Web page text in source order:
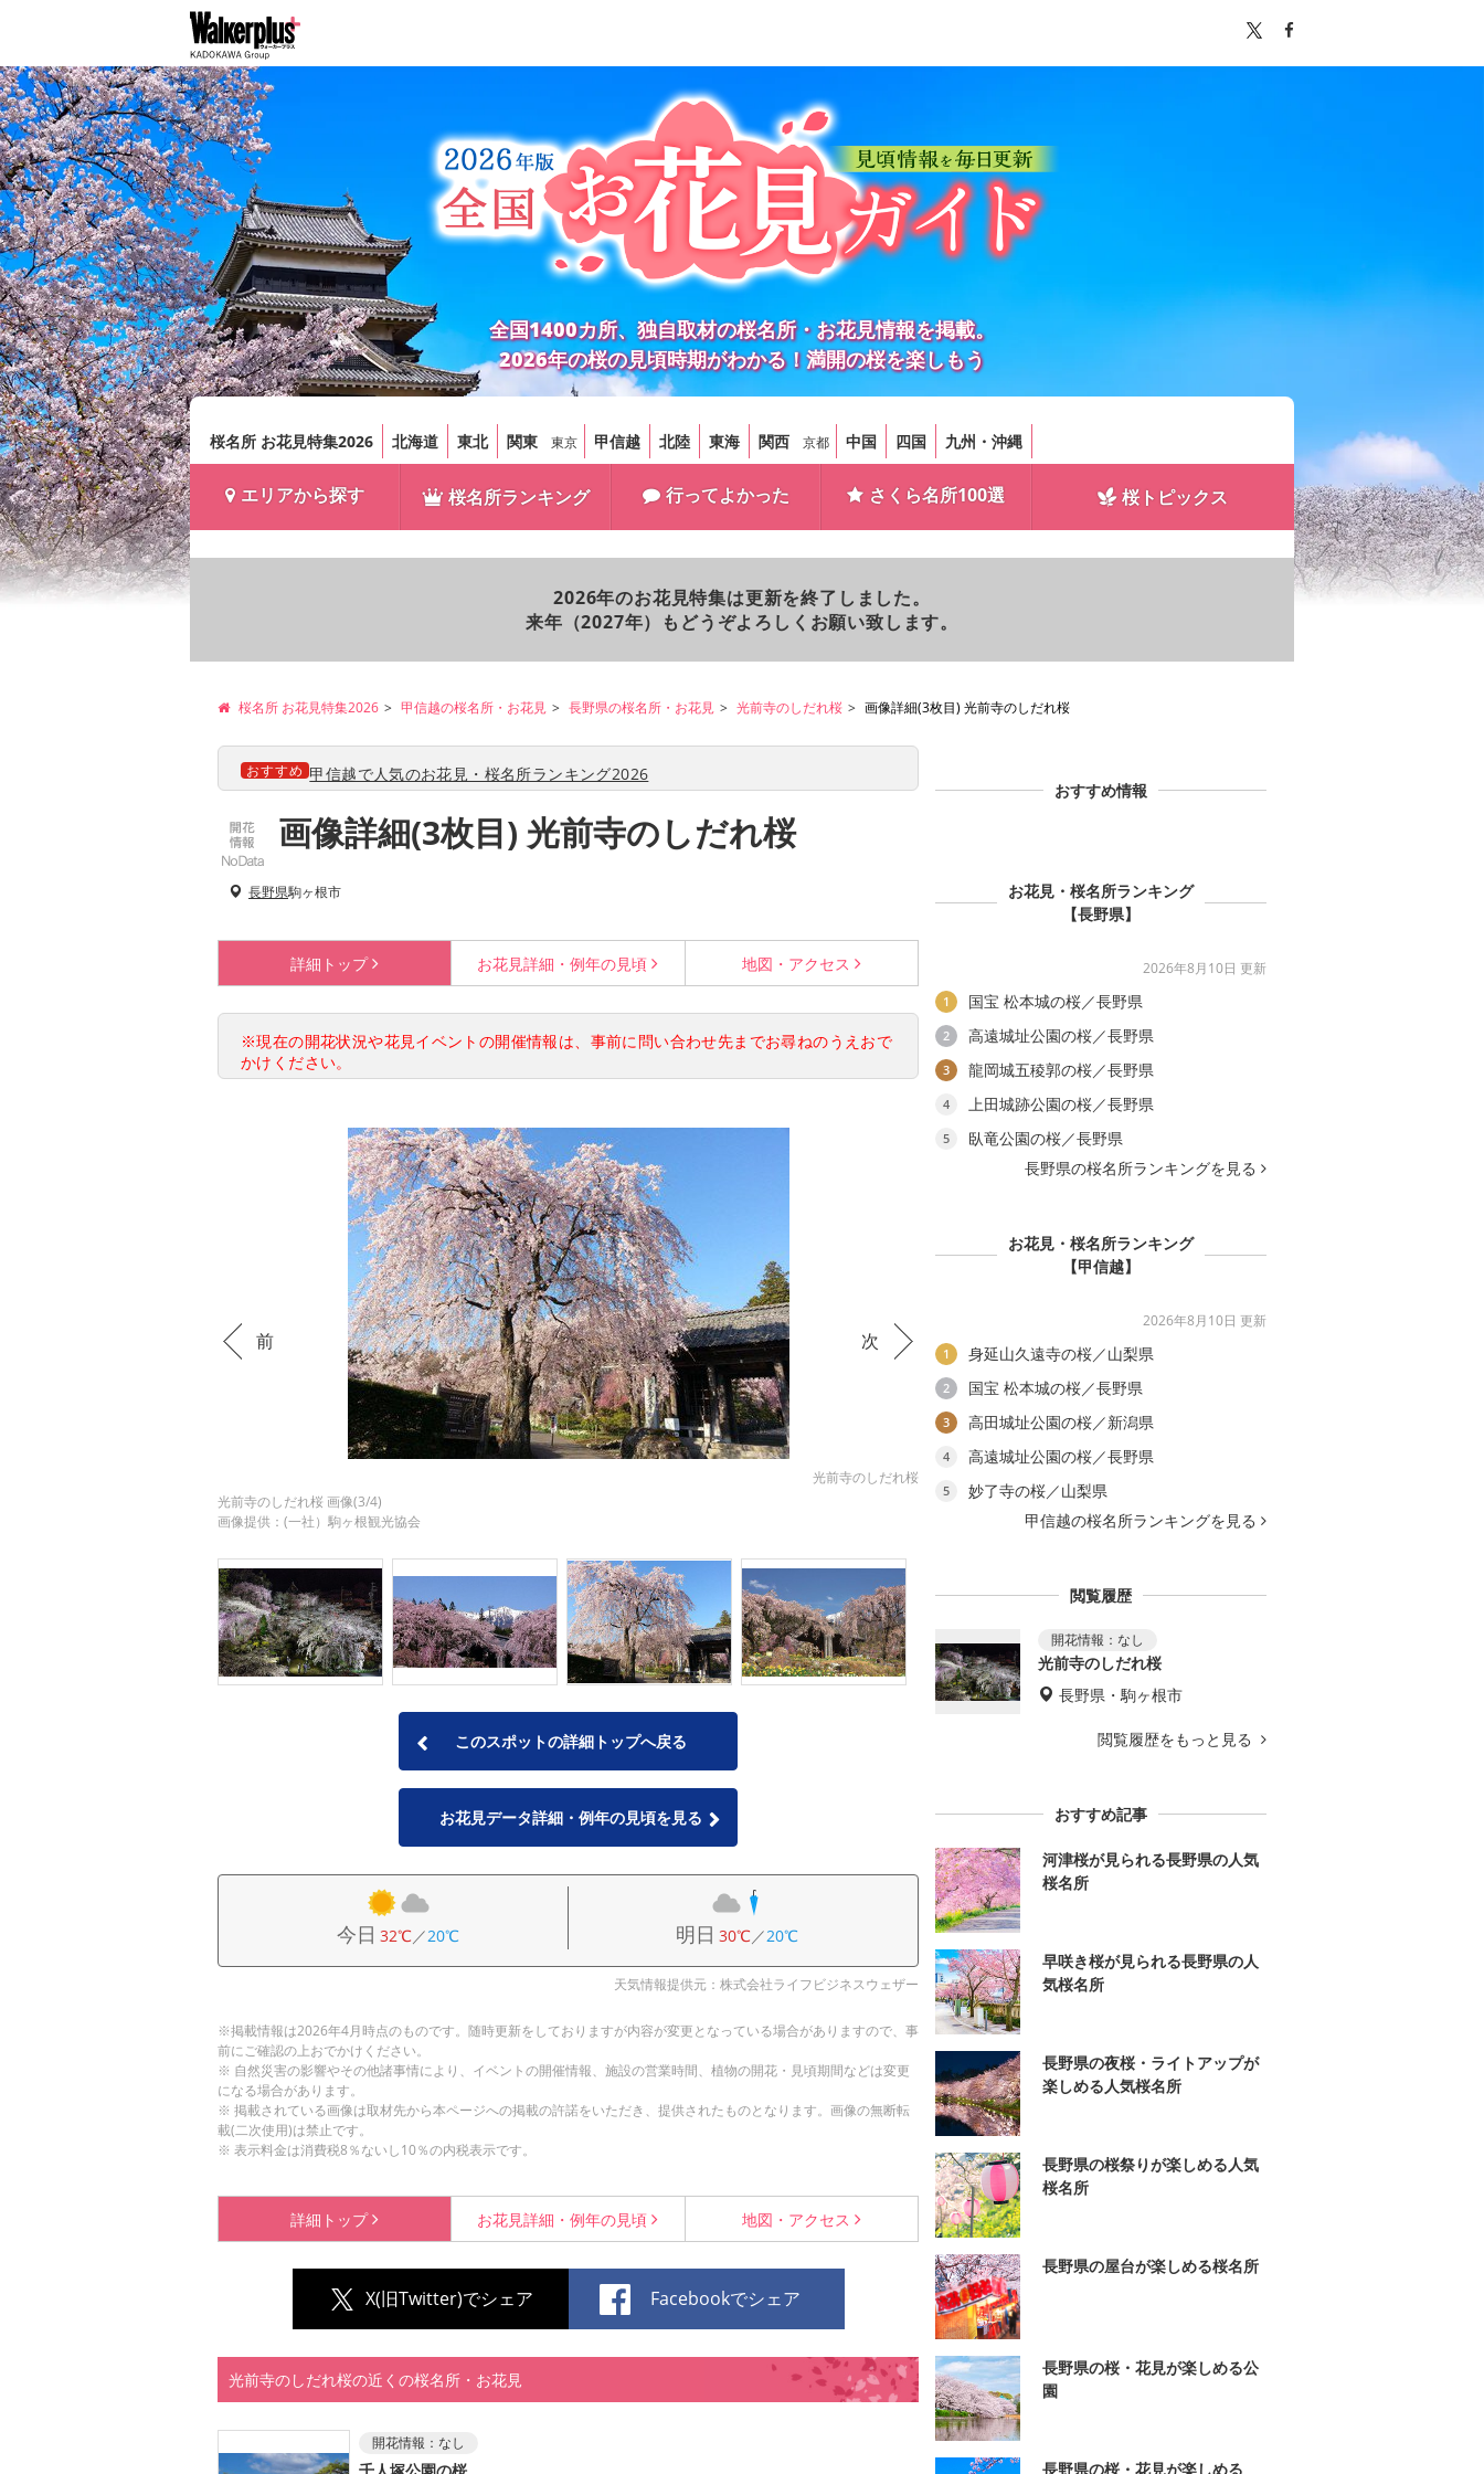
全国1400カ所、独自取材の桜名所・お花見情報を掲載。
2026年の桜の見頃時期がわかる！満開の桜を楽しもう
桜名所 お花見特集2026 北海道 東北 関東 東京 甲信越 北陸 東海 関西 京都 中国 四国 九州・沖縄
エリアから探す 桜名所ランキング 行ってよかった さくら名所100選 桜トピックス
2026年のお花見特集は更新を終了しました。
来年（2027年）もどうぞよろしくお願い致します。
桜名所 お花見特集2026 甲信越の桜名所・お花見 長野県の桜名所・お花見 光前寺のしだれ桜 画像詳細(3枚目) 光前寺のしだれ桜
おすすめ 甲信越で人気のお花見・桜名所ランキング2026
画像詳細(3枚目) 光前寺のしだれ桜
長野県駒ヶ根市
詳細 トップ お花見詳細・例年の見頃 地図・ アクセス
※現在の開花状況や花見イベントの開催情報は、事前に問い合わせ先までお尋ねのうえおで
かけください。
光前寺のしだれ桜
光前寺のしだれ桜 画像(3/4)
画像提供：(一社）駒ヶ根観光協会
前 次
このスポットの詳細トップへ戻る
お花見データ詳細・例年の見頃を見る
今日 32℃／20℃ 明日 30℃／20℃
天気情報提供元：株式会社ライフビジネスウェザー
※掲載情報は2026年4月時点のものです。随時更新をしておりますが内容が変更となっている場合がありますので、事
前にご確認の上おでかけください。
※ 自然災害の影響やその他諸事情により、イベントの開催情報、施設の営業時間、植物の開花・見頃期間などは変更
になる場合があります。
※ 掲載されている画像は取材先から本ページへの掲載の許諾をいただき、提供されたものとなります。画像の無断転
載(二次使用)は禁止です。
※ 表示料金は消費税8％ないし10％の内税表示です。
詳細 トップ お花見詳細・例年の見頃 地図・ アクセス
X(旧Twitter)でシェア Facebookでシェア
光前寺のしだれ桜の近くの桜名所・お花見
開花情報： なし
おすすめ情報
お花見・桜名所ランキング
【長野県】
2026年8月10日 更新
1 国宝 松本城の桜／長野県
2 高遠城址公園の桜／長野県
3 龍岡城五稜郭の桜／長野県
4 上田城跡公園の桜／長野県
5
臥竜公園の桜／長野県
長野県の桜名所ランキングを見る
お花見・桜名所ランキング
【甲信越】
2026年8月10日 更新
1 身延山久遠寺の桜／山梨県
2 国宝 松本城の桜／長野県
3 高田城址公園の桜／新潟県
4 高遠城址公園の桜／長野県
5
妙了寺の桜／山梨県
甲信越の桜名所ランキングを見る
閲覧履歴
光前寺のしだれ桜
長野県・駒ヶ根市
閲覧履歴をもっと見る
おすすめ記事
河津桜が見られる長野県の人気
桜名所
早咲き桜が見られる長野県の人
気桜名所
長野県の夜桜・ライトアップが
楽しめる人気桜名所
長野県の桜祭りが楽しめる人気
桜名所
長野県の屋台が楽しめる桜名所
長野県の桜・花見が楽しめる公
園
長野県の桜・花見が楽しめる